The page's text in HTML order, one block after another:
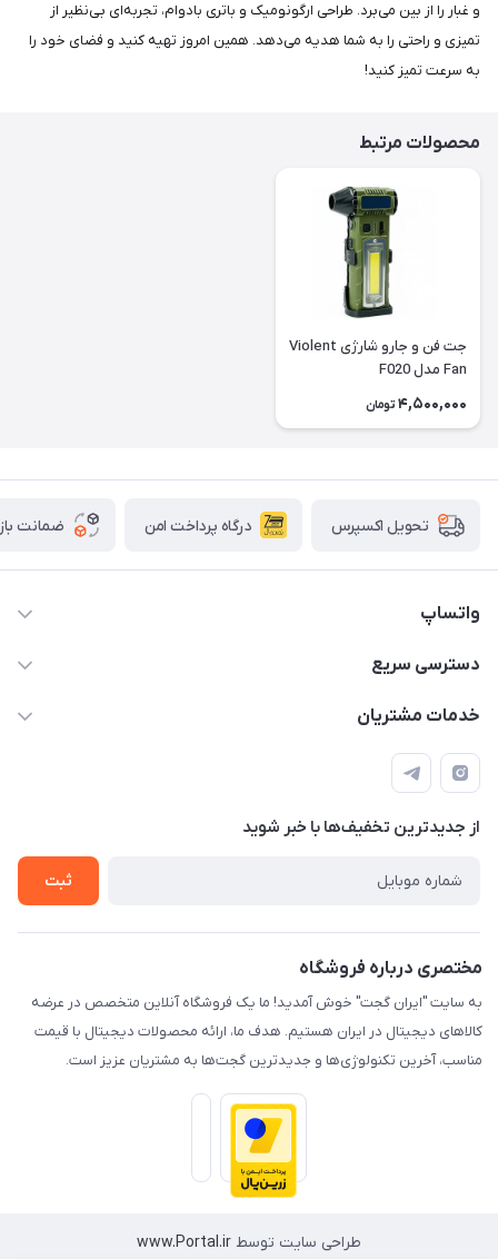
و غبار را از بین می‌برد. طراحی ارگونومیک و باتری بادوام، تجربه‌ای بی‌نظیر از
تمیزی و راحتی را به شما هدیه می‌دهد. همین امروز تهیه کنید و فضای خود را
به سرعت تمیز کنید!
محصولات مرتبط
جت فن و جارو شارژی Violent
Fan مدل F020
4,500,000 تومان
تحویل اکسپرس درگاه پرداخت امن ضمانت
واتساپ
09933276933 واتس اپ و اینستاگرام - فقط
دسترسی سریع
حساب کاربری
لیست محصولات
درباره ما
خدمات مشتریان
قوانین و مقررات
حریم خصوصی
راهنما
از جدید‌ترین تخفیف‌ها با‌ خبر شوید
ثبت
مختصری درباره فروشگاه
به سایت "ایران گجت" خوش آمدید! ما یک فروشگاه آنلاین متخصص در عرضه
کالاهای دیجیتال در ایران هستیم. هدف ما، ارائه محصولات دیجیتال با قیمت
مناسب، آخرین تکنولوژی‌ها و جدیدترین گجت‌ها به مشتریان عزیز است.
طراحی سایت توسط www.Portal.ir